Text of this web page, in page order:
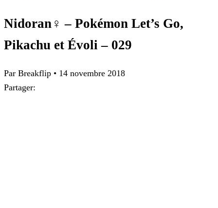
Nidoran♀ – Pokémon Let’s Go,
Pikachu et Évoli – 029
Par Breakflip • 14 novembre 2018
Partager: